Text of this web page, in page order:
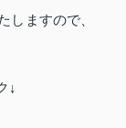
しますので、
↓